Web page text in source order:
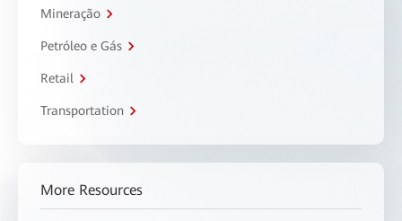
Mineração
Petróleo e Gás
Retail
Transportation
More Resources